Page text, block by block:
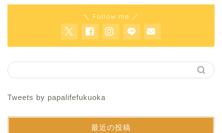
＼ Follow me ／
Tweets by papalifefukuoka
最近の投稿